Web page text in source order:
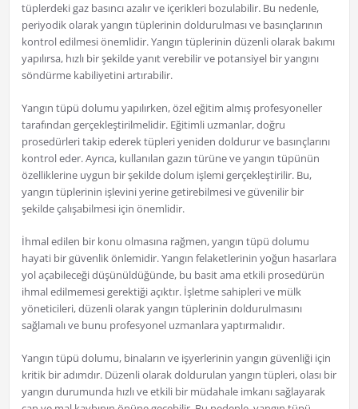
tüplerdeki gaz basıncı azalır ve içerikleri bozulabilir. Bu nedenle,
periyodik olarak yangın tüplerinin doldurulması ve basınçlarının
kontrol edilmesi önemlidir. Yangın tüplerinin düzenli olarak bakımı
yapılırsa, hızlı bir şekilde yanıt verebilir ve potansiyel bir yangını
söndürme kabiliyetini artırabilir.
Yangın tüpü dolumu yapılırken, özel eğitim almış profesyoneller
tarafından gerçekleştirilmelidir. Eğitimli uzmanlar, doğru
prosedürleri takip ederek tüpleri yeniden doldurur ve basınçlarını
kontrol eder. Ayrıca, kullanılan gazın türüne ve yangın tüpünün
özelliklerine uygun bir şekilde dolum işlemi gerçekleştirilir. Bu,
yangın tüplerinin işlevini yerine getirebilmesi ve güvenilir bir
şekilde çalışabilmesi için önemlidir.
İhmal edilen bir konu olmasına rağmen, yangın tüpü dolumu
hayati bir güvenlik önlemidir. Yangın felaketlerinin yoğun hasarlara
yol açabileceği düşünüldüğünde, bu basit ama etkili prosedürün
ihmal edilmemesi gerektiği açıktır. İşletme sahipleri ve mülk
yöneticileri, düzenli olarak yangın tüplerinin doldurulmasını
sağlamalı ve bunu profesyonel uzmanlara yaptırmalıdır.
Yangın tüpü dolumu, binaların ve işyerlerinin yangın güvenliği için
kritik bir adımdır. Düzenli olarak doldurulan yangın tüpleri, olası bir
yangın durumunda hızlı ve etkili bir müdahale imkanı sağlayarak